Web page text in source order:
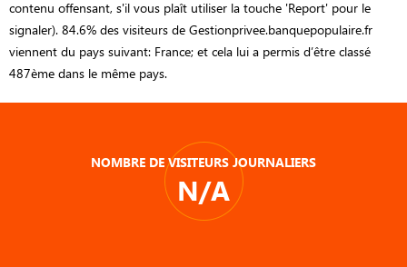
contenu offensant, s'il vous plaît utiliser la touche 'Report' pour le
signaler). 84.6% des visiteurs de Gestionprivee.banquepopulaire.fr
viennent du pays suivant: France; et cela lui a permis d’être classé
487ème dans le même pays.
NOMBRE DE VISITEURS JOURNALIERS
N/A